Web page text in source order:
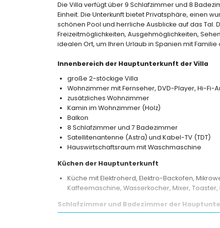
Die Villa verfügt über 9 Schlafzimmer und 8
Einheit. Die Unterkunft bietet Privatsphäre, einen
schönen Pool und herrliche Ausblicke auf das Tal.
Freizeitmöglichkeiten, Ausgehmöglichkeiten,
idealen Ort, um Ihren Urlaub in Spanien mit
Innenbereich der Hauptunterkunft der Villa
große 2-stöckige Villa
Wohnzimmer mit Fernseher, DVD-Player, Hi-
zusätzliches Wohnzimmer
Kamin im Wohnzimmer (Holz)
Balkon
8 Schlafzimmer und 7 Badezimmer
Satellitenantenne (Astra) und Kabel-TV (TDT)
Hauswirtschaftsraum mit Waschmaschine
Küchen der Hauptunterkunft
Küche mit Elektroherd, Elektro-Backofen,
Kaffeemaschine, Wasserkocher, Mixer,
Schlafzimmer und Badezimmer der
3 klimatisierte Schlafzimmer, jeweils mit